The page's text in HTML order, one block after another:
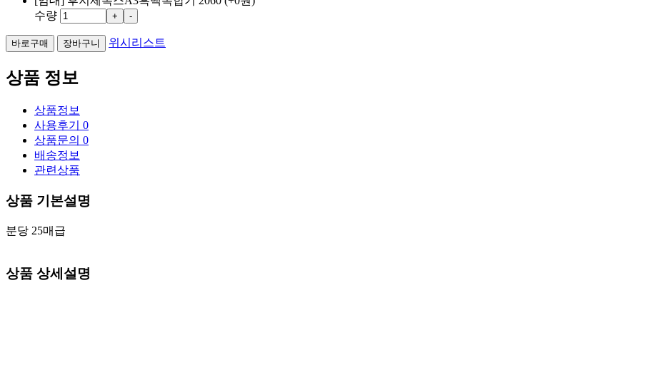
수량
+ -
위시리스트
상품 정보
상품정보
사용후기 0
상품문의 0
배송정보
관련상품
상품 기본설명
분당 25매급
상품 상세설명